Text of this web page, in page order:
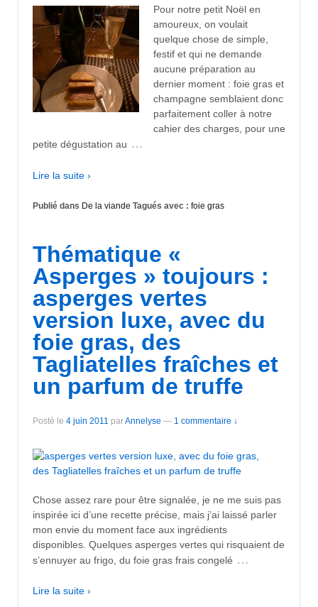
Pour notre petit Noël en
amoureux, on voulait
quelque chose de simple,
festif et qui ne demande
aucune préparation au
dernier moment : foie gras et
champagne semblaient donc
parfaitement coller à notre
cahier des charges, pour une
petite dégustation au …
Lire la suite ›
Publié dans De la viande Tagués avec : foie gras
Thématique «
Asperges » toujours :
asperges vertes
version luxe, avec du
foie gras, des
Tagliatelles fraîches et
un parfum de truffe
Posté le 4 juin 2011 parAnnelyse — 1 commentaire ↓
Chose assez rare pour être signalée, je ne me suis pas
inspirée ici d’une recette précise, mais j’ai laissé parler
mon envie du moment face aux ingrédients
disponibles. Quelques asperges vertes qui risquaient de
s’ennuyer au frigo, du foie gras frais congelé …
Lire la suite ›